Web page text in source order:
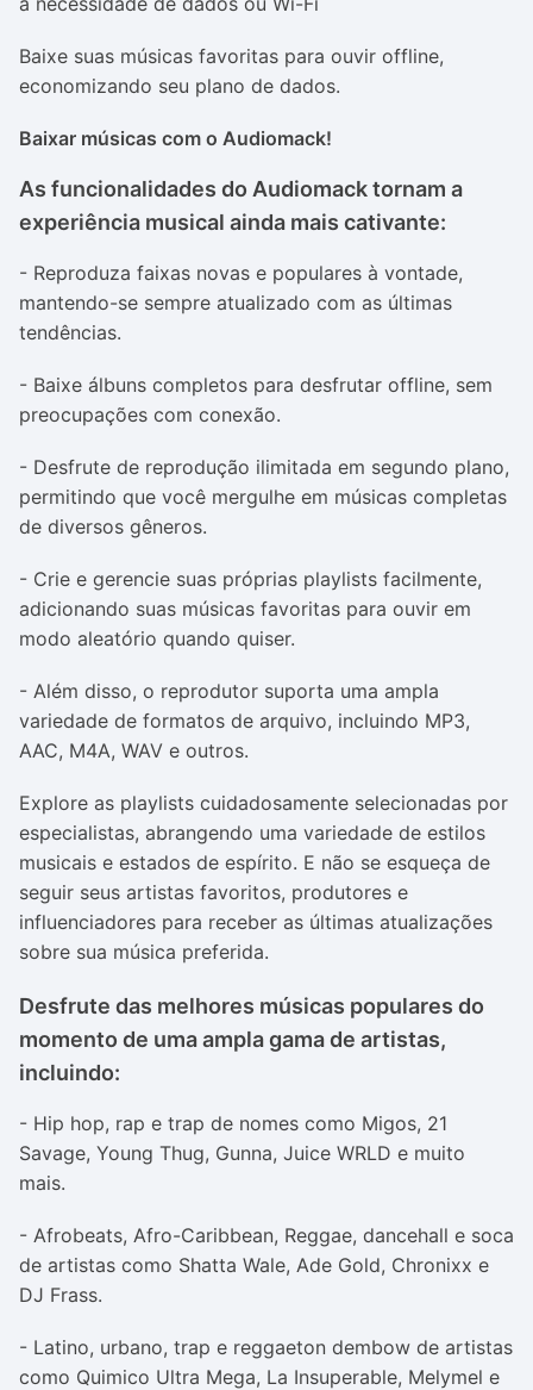
Baixe suas músicas favoritas para ouvir offline,
economizando seu plano de dados.
Baixar músicas com o Audiomack!
As funcionalidades do Audiomack tornam a
experiência musical ainda mais cativante:
- Reproduza faixas novas e populares à vontade,
mantendo-se sempre atualizado com as últimas
tendências.
- Baixe álbuns completos para desfrutar offline, sem
preocupações com conexão.
- Desfrute de reprodução ilimitada em segundo plano,
permitindo que você mergulhe em músicas completas
de diversos gêneros.
- Crie e gerencie suas próprias playlists facilmente,
adicionando suas músicas favoritas para ouvir em
modo aleatório quando quiser.
- Além disso, o reprodutor suporta uma ampla
variedade de formatos de arquivo, incluindo MP3,
AAC, M4A, WAV e outros.
Explore as playlists cuidadosamente selecionadas por
especialistas, abrangendo uma variedade de estilos
musicais e estados de espírito. E não se esqueça de
seguir seus artistas favoritos, produtores e
influenciadores para receber as últimas atualizações
sobre sua música preferida.
Desfrute das melhores músicas populares do
momento de uma ampla gama de artistas,
incluindo:
- Hip hop, rap e trap de nomes como Migos, 21
Savage, Young Thug, Gunna, Juice WRLD e muito
mais.
- Afrobeats, Afro-Caribbean, Reggae, dancehall e soca
de artistas como Shatta Wale, Ade Gold, Chronixx e
DJ Frass.
- Latino, urbano, trap e reggaeton dembow de artistas
como Quimico Ultra Mega, La Insuperable, Melymel e